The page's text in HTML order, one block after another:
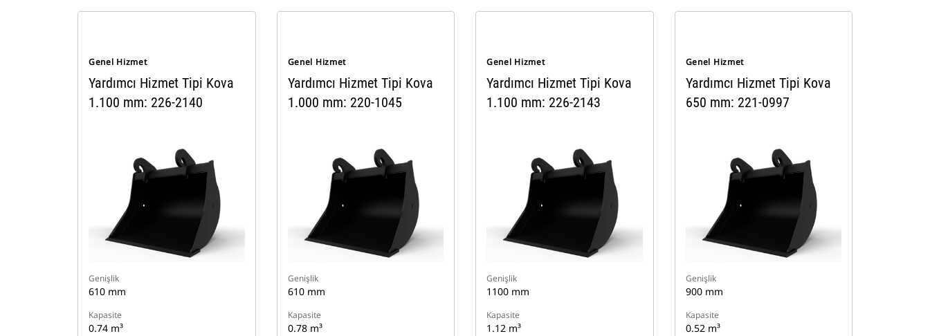
Genel Hizmet
Yardımcı Hizmet Tipi Kova
1.100 mm: 226-2140
Genişlik
610 mm
Kapasite
0.74 m³
Genel Hizmet
Yardımcı Hizmet Tipi Kova
1.000 mm: 220-1045
Genişlik
610 mm
Kapasite
0.78 m³
Genel Hizmet
Yardımcı Hizmet Tipi Kova
1.100 mm: 226-2143
Genişlik
1100 mm
Kapasite
1.12 m³
Genel Hizmet
Yardımcı Hizmet Tipi Kova
650 mm: 221-0997
Genişlik
900 mm
Kapasite
0.52 m³